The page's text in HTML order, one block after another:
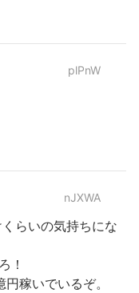
plPnW
nJXWA
らいの気持ちにな
！
稼いでいるぞ。